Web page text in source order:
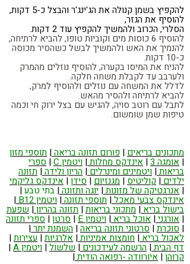
להקפיץ בשמן קנולה את הג'ינג'ר והבצל כ-5 דקות,
להוסיף את הגזר,
הסלרי, ‏הכרוב ולהמשיך להקפיץ עוד 2 דקות.
להוסיף 6 כוסות מים וקוביות טופו, להביא לרתיחה,
להנמיך את האש ‏ולהמשיך לבשל כשהסיר מכוסה
כ-10 דקות.
להניח את המיסו בקערה, להוסיף נוזלים מהמרק
ולערבב עד לקבלת משחה חלקה.
‏לדלל את המשחה עם נוזלים ולהוסיף למרק,
להביא לרתיחה ולהסיר מהאש.
לתבל עם רוטב סויה, להגיש עם בצל ירוק חי וכמה
טיפות שמן ‏שומשום.‏
מתכונים בריאים | פורום תזונה בריאה| תוספי מזון
| אומגה 3 | אינדקס מחלות| ויטמין C | ספרי
בריאות| ויטמינים ומינרלים | הריון ולידה| תזונה
ילדים | קוליטיס | מגנזיום | סידן| אינדקס גליקמי
| אנרגטיקה של מזונות| יוגה ותזונה| בתי טבע|
אינדקס צבעי מאכל| תוספי תזונה| ויטמין B12 |
בישול בריא | מתכוני בריאות| תזונה בהריון| שפעת
| אורגני| אוכל בריא | ויטמין E | סרטן| ספרי תזונה
| סוכרת| סרטוני תזונה בריאה| השמנת יתר|
לאכול בריא | חומצות אמיניות| אלרגיות| עצירות|
דף הבית| הרשמה לעידכונים | שלשול| ויטמין A |
קרוהן| איורוודה -רפואה הודית|